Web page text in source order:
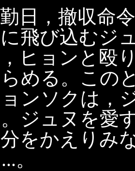
日，撤収命
飛び込むジ
ヒョンと殴
める。この
ンソクは，
ジュヌを愛
をかえりみ
。